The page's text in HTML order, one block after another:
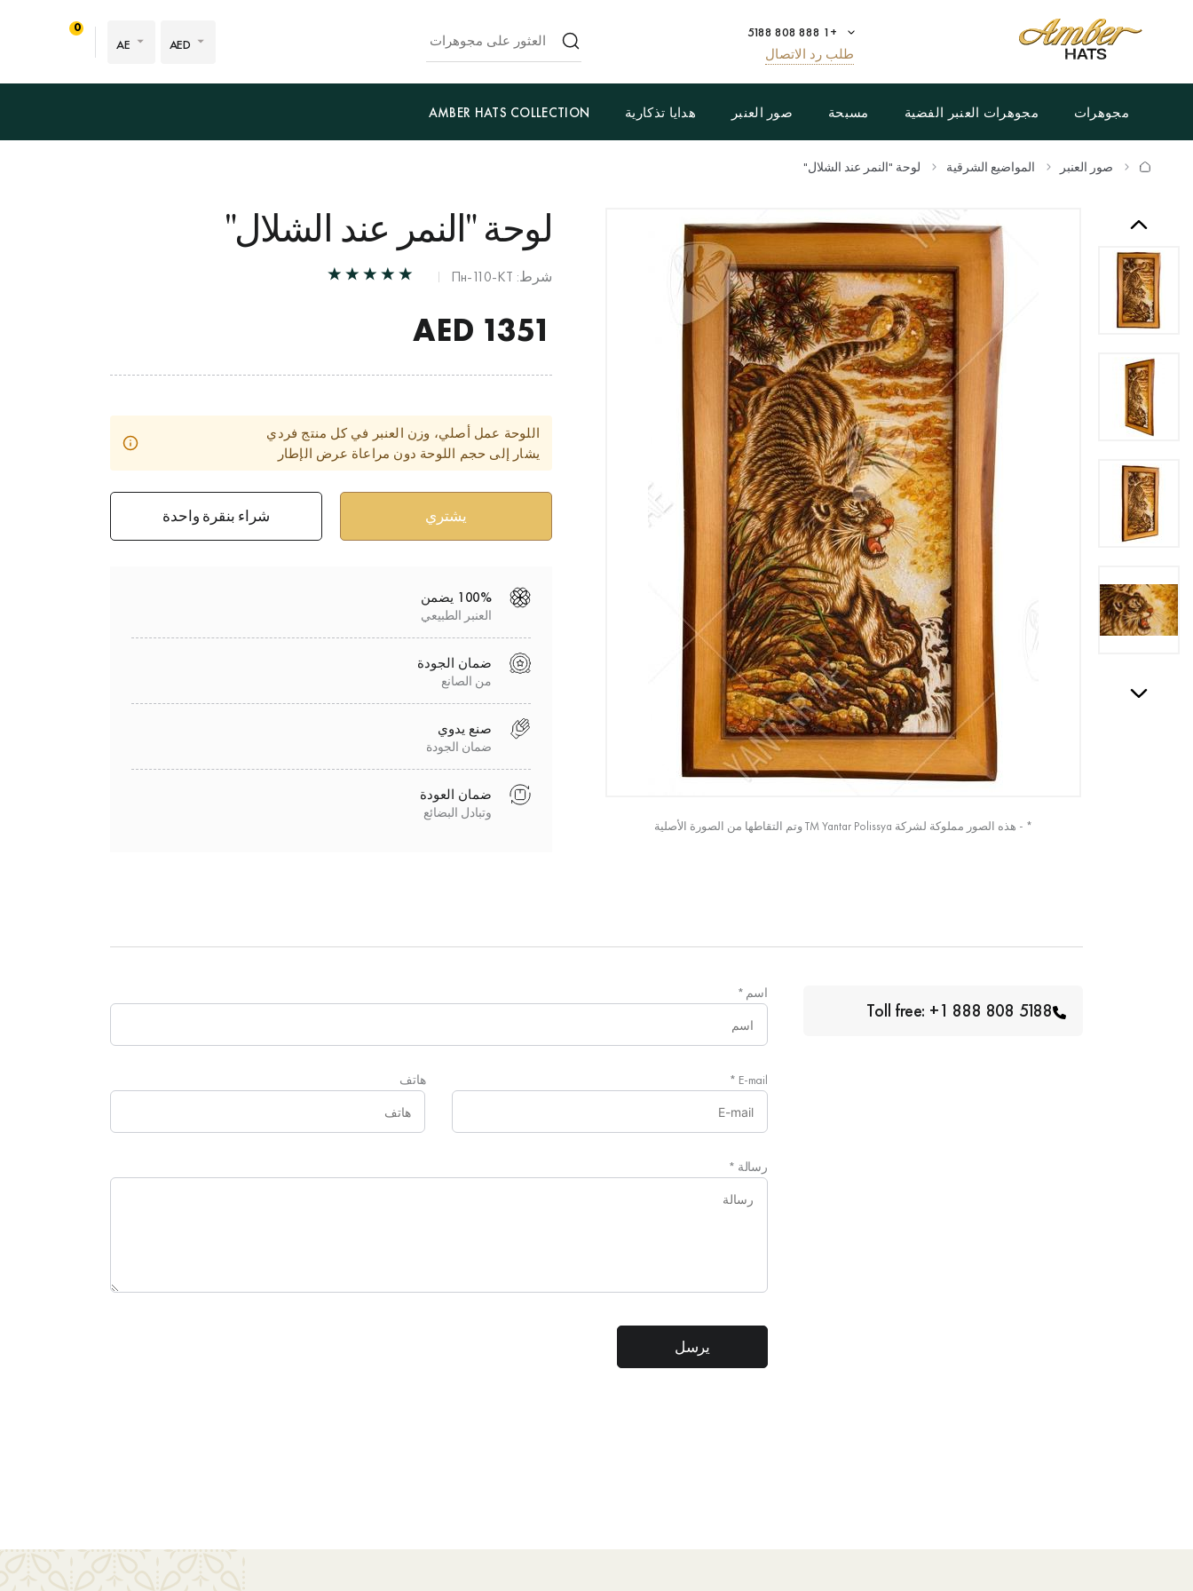
+1 888 808 5188
طلب رد الاتصال
AED
AE
0
مجوهرات مجوهرات العنبر الفضية مسبحة صور العنبر هدايا تذكارية AMBER HATS COLLECTION
صور العنبر المواضيع الشرقية لوحة "النمر عند الشلال"
* - هذه الصور مملوكة لشركة TM Yantar Polissya وتم التقاطها من الصورة الأصلية
لوحة "النمر عند الشلال"
شرط: Пн-110-КТ
1351
اللوحة عمل أصلي، وزن العنبر في كل منتج فردي
يشار إلى حجم اللوحة دون مراعاة عرض الإطار
شراء بنقرة واحدة
100% يضمن
العنبر الطبيعي
ضمان الجودة
من الصانع
صنع يدوي
ضمان الجودة
ضمان العودة
وتبادل البضائع
اسم *
E-mail
* هاتف
رسالة *
Toll free: +1 888 808 5188